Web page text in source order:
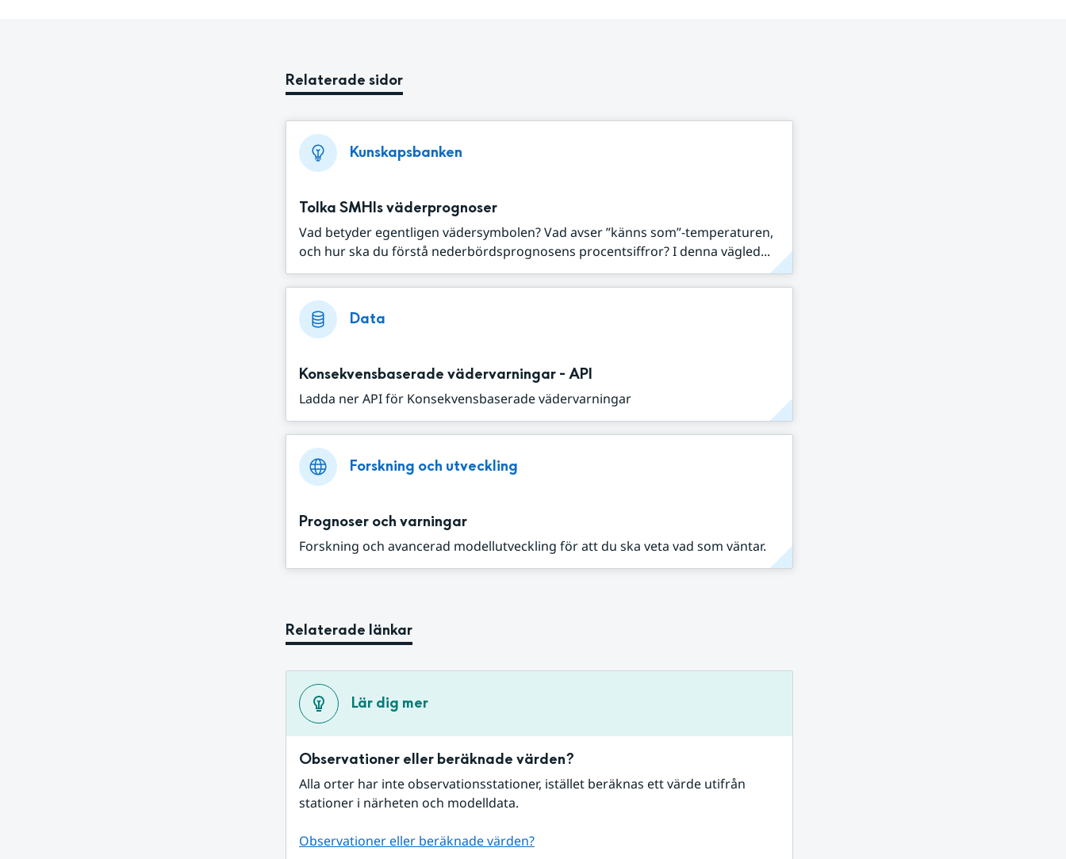
Relaterade sidor
Kunskapsbanken
Tolka SMHIs väderprognoser
Vad betyder egentligen vädersymbolen? Vad avser ”känns som”-temperaturen,
och hur ska du förstå nederbördsprognosens procentsiffror? I denna vägled...
Data
Konsekvensbaserade vädervarningar - API
Ladda ner API för Konsekvensbaserade vädervarningar
Forskning och utveckling
Prognoser och varningar
Forskning och avancerad modellutveckling för att du ska veta vad som väntar.
Relaterade länkar
Lär dig mer
Observationer eller beräknade värden?
Alla orter har inte observationsstationer, istället beräknas ett värde utifrån
stationer i närheten och modelldata.
Observationer eller beräknade värden?